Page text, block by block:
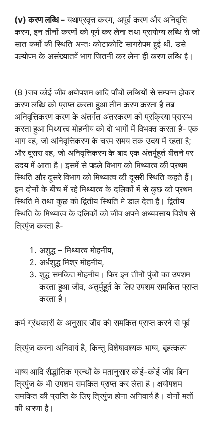
(v) करण लब्धि – यथाप्रवृत्त करण, अपूर्व करण और अनिवृत्ति
करण, इन तीनों करणों को पूर्ण कर लेना तथा प्रायोग्य लब्धि से जो
सात कर्मों की स्थिति अन्तः कोटाकोटि सागरोपम हुई थी. उसे
पल्योपम के असंख्यातवें भाग जितनी कर लेना ही करण लब्धि है।
(8 )जब कोई जीव क्षयोपशम आदि पाँचों लब्धियों से सम्पन्न होकर
करण लब्धि को प्राप्त करता हुआ तीन करण करता है तब
अनिवृत्तिकरण करण के अंतर्गत अंतरकरण की प्रक्रिया प्रारम्भ
करता हुआ मिथ्यात्व मोहनीय को दो भागों में विभक्त करता है- एक
भाग वह, जो अनिवृत्तिकरण के चरम समय तक उदय में रहता है;
और दूसरा वह, जो अनिवृत्तिकरण के बाद एक अंतर्मुहूर्त बीतने पर
उदय में आता है। इसमें से पहले विभाग को मिथ्यात्व की प्रथम
स्थिति और दूसरे विभाग को मिथ्यात्व की दूसरी स्थिति कहते हैं।
इन दोनों के बीच में रहे मिथ्यात्व के दलिकों में से कुछ को प्रथम
स्थिति में तथा कुछ को द्वितीय स्थिति में डाल देता है। द्वितीय
स्थिति के मिथ्यात्व के दलिकों को जीव अपने अध्यवसाय विशेष से
त्रिपुंज करता है-
अशुद्ध – मिथ्यात्व मोहनीय,
अर्धशुद्ध मिश्र मोहनीय,
शुद्ध समकित मोहनीय। फिर इन तीनों पुंजों का उपशम
करता हुआ जीव, अंतुर्मुहूर्त के लिए उपशम समकित प्राप्त
करता है।
कर्म ग्रंथकारों के अनुसार जीव को समकित प्राप्त करने से पूर्व
त्रिपुंज करना अनिवार्य है, किन्तु विशेषावश्यक भाष्य, बृहत्कल्प
भाष्य आदि सैद्धांतिक ग्रन्थों के मतानुसार कोई-कोई जीव बिना
त्रिपुंज के भी उपशम समकित प्राप्त कर लेता है। क्षयोपशम
समकित की प्राप्ति के लिए त्रिपुंज होना अनिवार्य है। दोनों मतों
की धारणा है।